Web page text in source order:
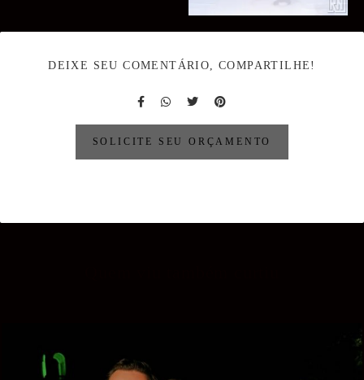
DEIXE SEU COMENTÁRIO, COMPARTILHE!
SOLICITE SEU ORÇAMENTO